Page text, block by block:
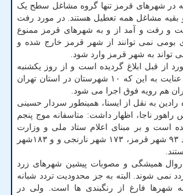
در شهرهای قرمز تنها گروه مشاغل سطح یک
و بقیه مشاغل همه تعطیل هستند. در مورد رفت
و رفت و آمد از و به شهرهای قرمز ممنوع
بومی نمی توانند از شهر قرمز خارج شده و
تواند به شهر قرمز وارد شود.
از قبل ابلاغ گردیده است و از روز یکشنبه
اعمال شده است. با عنایت به این که ۱۰ شهرستان در استان تهران
هم رویه فوق اجرا می شود.
به نقل از ایسنا، همینطور سردار حسینی
راهور ناجا، اظهار داشت: متاسفانه موج پنجم
است و بر مبنای اعلام ستاد ملی و وزارت
مشخص شد ۹۳ شهر قرمز، ۱۷۳ شهر نارنجی و و ۱۸۳شهر
روال همیشگی و مصوبات پیشین شهرهای زرد
نمی شوند. البته به جز محدودیت تردد شبانه
شهرها فارغ از رنگبندی ها است. ولی در